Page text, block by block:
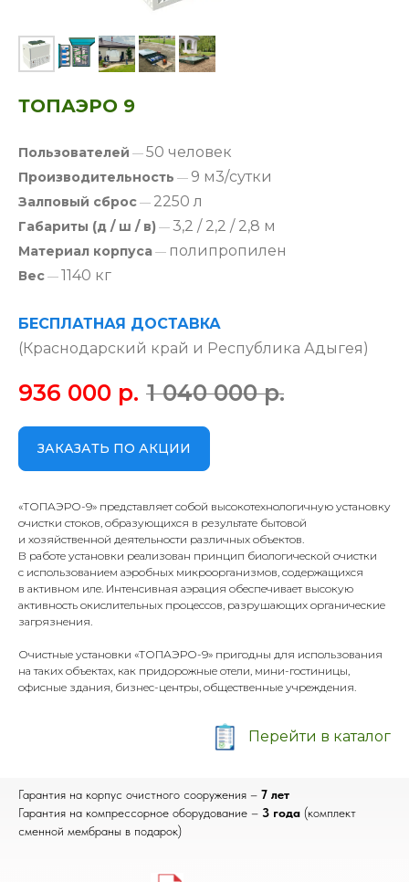
ТОПАЭРО 9
Пользователей — 50 человек
Производительность — 9 м3/сутки
Залповый сброс — 2250 л
Габариты (д / ш / в) — 3,2 / 2,2 / 2,8 м
Материал корпуса — полипропилен
Вес — 1140 кг
БЕСПЛАТНАЯ ДОСТАВКА
(Краснодарский край и Республика Адыгея)
936 000 р. 1 040 000 р.
ЗАКАЗАТЬ ПО АКЦИИ
«ТОПАЭРО-9» представляет собой высокотехнологичную установку
очистки стоков, образующихся в результате бытовой
и хозяйственной деятельности различных объектов.
В работе установки реализован принцип биологической очистки
с использованием аэробных микроорганизмов, содержащихся
в активном иле. Интенсивная аэрация обеспечивает высокую
активность окислительных процессов, разрушающих органические
загрязнения.
Очистные установки «ТОПАЭРО-9» пригодны для использования
на таких объектах, как придорожные отели, мини-гостиницы,
офисные здания, бизнес-центры, общественные учреждения.
Перейти в каталог
Гарантия на корпус очистного сооружения – 7 лет
Гарантия на компрессорное оборудование – 3 года (комплект
сменной мембраны в подарок)
С 2014 года устанавливаем канализацию для